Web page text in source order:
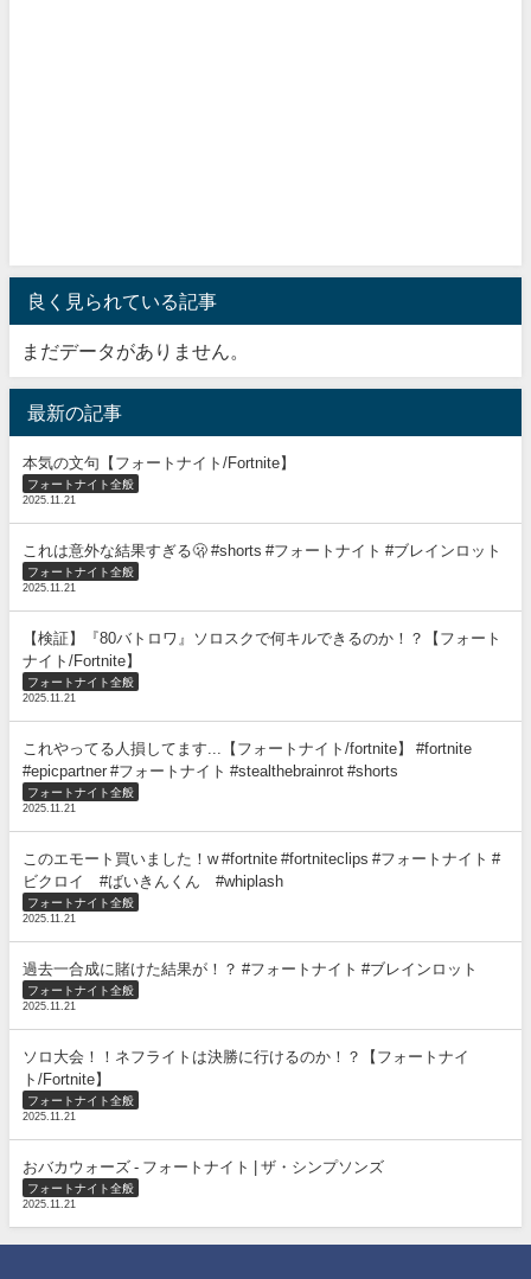
良く見られている記事
まだデータがありません。
最新の記事
本気の文句【フォートナイト/Fortnite】
フォートナイト全般
2025.11.21
これは意外な結果すぎる🫢 #shorts #フォートナイト #ブレインロット
フォートナイト全般
2025.11.21
【検証】『80バトロワ』ソロスクで何キルできるのか！？【フォート
ナイト/Fortnite】
フォートナイト全般
2025.11.21
これやってる人損してます...【フォートナイト/fortnite】 #fortnite
#epicpartner #フォートナイト #stealthebrainrot #shorts
フォートナイト全般
2025.11.21
このエモート買いました！w #fortnite #fortniteclips #フォートナイト #
ビクロイ #ばいきんくん #whiplash
フォートナイト全般
2025.11.21
過去一合成に賭けた結果が！？ #フォートナイト #ブレインロット
フォートナイト全般
2025.11.21
ソロ大会！！ネフライトは決勝に行けるのか！？【フォートナイ
ト/Fortnite】
フォートナイト全般
2025.11.21
おバカウォーズ - フォートナイト | ザ・シンプソンズ
フォートナイト全般
2025.11.21